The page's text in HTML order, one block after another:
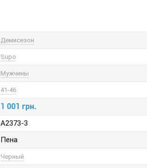
Демисезон
Supo
Мужчины
41-46
1 001 грн.
A2373-3
Пена
Черный